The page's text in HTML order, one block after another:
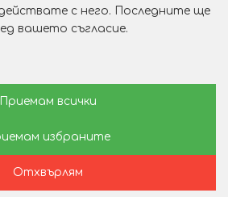
пръстен?
сайт от Web R Solution®
Сравни Пишете ни Позвънете
с него. Последните ще
вашето съгласие.
Приемам всички
избраните
Отхвърлям